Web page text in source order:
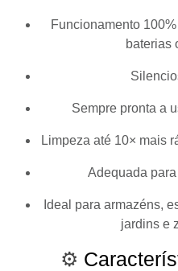
Funcionamento
baterias
Sempre pronta a
Limpeza até 10× mais
Adequada
Ideal para armazéns,
jardins e
⚙️